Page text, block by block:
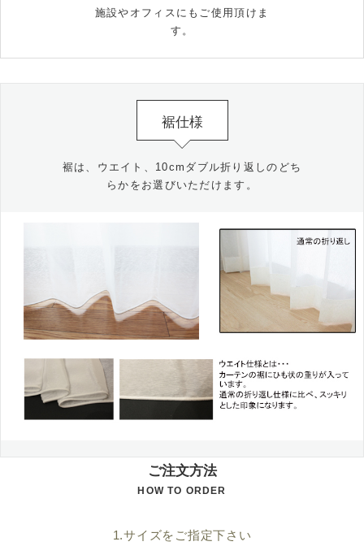
ご注文方法
HOW TO ORDER
1.サイズをご指定下さい
施設やオフィスにもご使用頂けま
す。
裾仕様
裾は、ウエイト、10cmダブル折り返しのどち
らかをお選びいただけます。